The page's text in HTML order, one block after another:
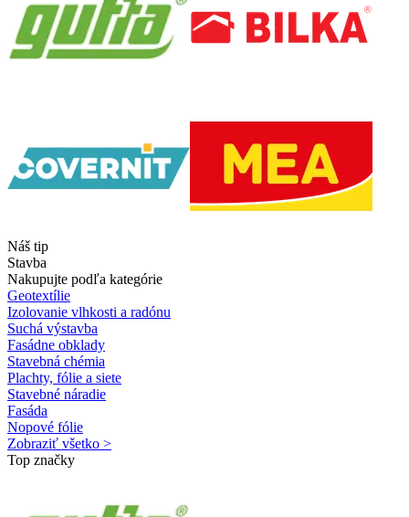
Náš tip
Stavba
Nakupujte podľa kategórie
Geotextílie
Izolovanie vlhkosti a radónu
Suchá výstavba
Fasádne obklady
Stavebná chémia
Plachty, fólie a siete
Stavebné náradie
Fasáda
Nopové fólie
Zobraziť všetko >
Top značky